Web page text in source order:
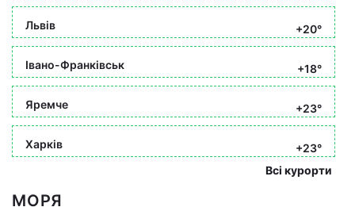
Львів +20°
Івано-Франківськ +18°
Яремче +23°
Харків
+23°
Всі курорти
МОРЯ